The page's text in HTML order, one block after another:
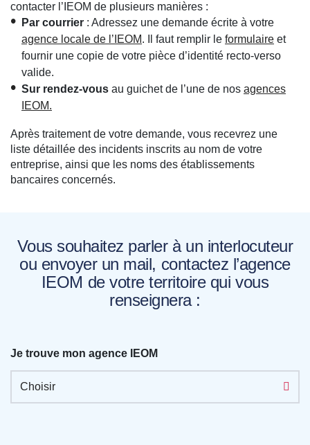
contacter l’IEOM de plusieurs manières :
Par courrier : Adressez une demande écrite à votre
agence locale de l’IEOM. Il faut remplir le formulaire et
fournir une copie de votre pièce d’identité recto-verso
valide.
Sur rendez-vous au guichet de l’une de nos agences
IEOM.
Après traitement de votre demande, vous recevrez une
liste détaillée des incidents inscrits au nom de votre
entreprise, ainsi que les noms des établissements
bancaires concernés.
Vous souhaitez parler à un interlocuteur
ou envoyer un mail, contactez l’agence
IEOM de votre territoire qui vous
renseignera :
Je trouve mon agence IEOM
Choisir